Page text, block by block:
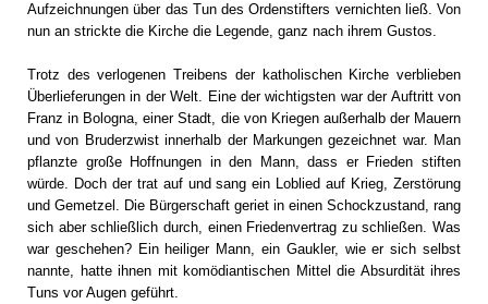
Aufzeichnungen über das Tun des Ordenstifters vernichten ließ. Von
nun an strickte die Kirche die Legende, ganz nach ihrem Gustos.
Trotz des verlogenen Treibens der katholischen Kirche verblieben
Überlieferungen in der Welt. Eine der wichtigsten war der Auftritt von
Franz in Bologna, einer Stadt, die von Kriegen außerhalb der Mauern
und von Bruderzwist innerhalb der Markungen gezeichnet war. Man
pflanzte große Hoffnungen in den Mann, dass er Frieden stiften
würde. Doch der trat auf und sang ein Loblied auf Krieg, Zerstörung
und Gemetzel. Die Bürgerschaft geriet in einen Schockzustand, rang
sich aber schließlich durch, einen Friedenvertrag zu schließen. Was
war geschehen? Ein heiliger Mann, ein Gaukler, wie er sich selbst
nannte, hatte ihnen mit komödiantischen Mittel die Absurdität ihres
Tuns vor Augen geführt.